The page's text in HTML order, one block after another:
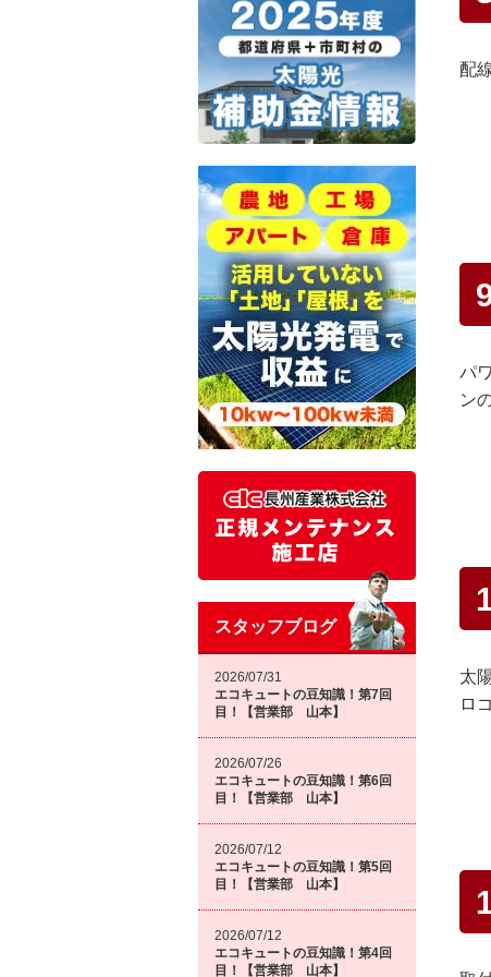
スタッフブログ
2026/07/31
エコキュートの豆知識！第7回
目！【営業部 山本】
2026/07/26
エコキュートの豆知識！第6回
目！【営業部 山本】
2026/07/12
エコキュートの豆知識！第5回
目！【営業部 山本】
2026/07/12
エコキュートの豆知識！第4回
目！【営業部 山本】
配
パ
ン
太
ロ